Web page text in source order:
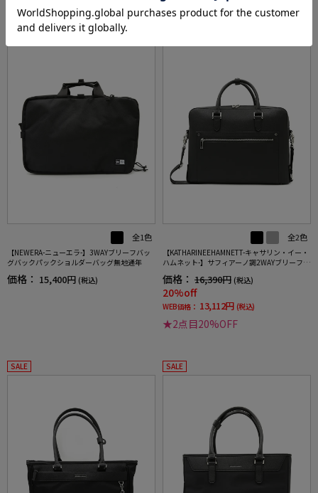
全1色
【NEWERA-ニューエラ-】3WAYブリーフバッ
グバックパックショルダーバッグ無地通年
価格： 15,400円 (税込)
SALE
全2色
【KATHARINEEHAMNETT-キャサリン・イー・
ハムネット-】サフィアーノ調2WAYブリーフバ
価格： 16,390円 (税込)
20%off
WEB価格： 13,112円 (税込)
★2点目20%OFF
SALE SALE